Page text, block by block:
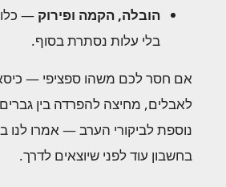
הובלה, הקמה ופירוק —
בלי עלות נסתרת בסוף.
אם חסר לכם משהו ספציפי —
לאבלים, מחיצה להפרדה בין
נוספת לביקורי הערב — אמרו לנו
בחשבון עוד לפני שיוצאים לדרך.